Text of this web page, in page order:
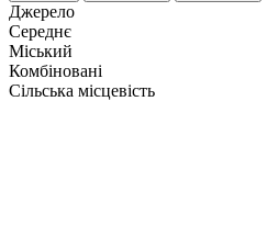
Джерело
Середнє
Міський
Комбіновані
Сільська місцевість